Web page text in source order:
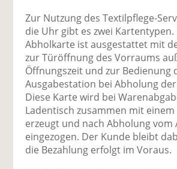
Zur Nutzung des Textilpflege-
die Uhr gibt es zwei Kartentypen.
Abholkarte ist ausgestattet mit
zur Türöffnung des Vorraums
Öffnungszeit und zur Bedienung
Ausgabestation bei Abholung
Diese Karte wird bei
Ladentisch zusammen mit
erzeugt und nach Abholung vom
eingezogen. Der Kunde bleibt
die Bezahlung erfolgt im Voraus.